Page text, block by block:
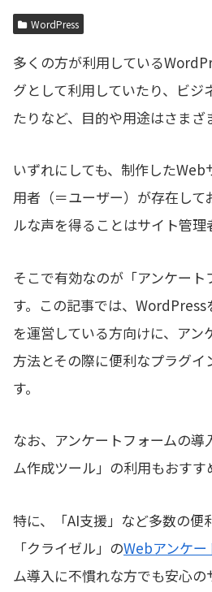
WordPress
多くの方が利用している
グとして利用していたり、ビジ
たりなど、目的や用途はさまざ
いずれにしても、制作した
用者（＝ユーザー）が存在して
ルな声を得ることはサイト管理
そこで有効なのが「アンケート
す。この記事では、
を運営している方向けに、アン
方法とその際に便利なプラグイ
す。
なお、アンケートフォームの導
ム作成ツール」の利用もおすす
特に、「AI支援」など多数の便
「クライゼル」のWebアンケー
ム導入に不慣れな方でも安心の